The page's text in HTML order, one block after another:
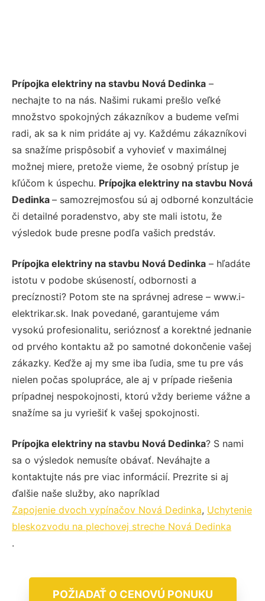
Prípojka elektriny na stavbu Nová Dedinka –
nechajte to na nás. Našimi rukami prešlo veľké
množstvo spokojných zákazníkov a budeme veľmi
radi, ak sa k nim pridáte aj vy. Každému zákazníkovi
sa snažíme prispôsobiť a vyhovieť v maximálnej
možnej miere, pretože vieme, že osobný prístup je
kľúčom k úspechu. Prípojka elektriny na stavbu Nová
Dedinka – samozrejmosťou sú aj odborné konzultácie
či detailné poradenstvo, aby ste mali istotu, že
výsledok bude presne podľa vašich predstáv.
Prípojka elektriny na stavbu Nová Dedinka – hľadáte
istotu v podobe skúseností, odbornosti a
precíznosti? Potom ste na správnej adrese – www.i-
elektrikar.sk. Inak povedané, garantujeme vám
vysokú profesionalitu, serióznosť a korektné jednanie
od prvého kontaktu až po samotné dokončenie vašej
zákazky. Keďže aj my sme iba ľudia, sme tu pre vás
nielen počas spolupráce, ale aj v prípade riešenia
prípadnej nespokojnosti, ktorú vždy berieme vážne a
snažíme sa ju vyriešiť k vašej spokojnosti.
Prípojka elektriny na stavbu Nová Dedinka? S nami
sa o výsledok nemusíte obávať. Neváhajte a
kontaktujte nás pre viac informácií. Prezrite si aj
ďalšie naše služby, ako napríklad
Zapojenie dvoch vypínačov Nová Dedinka, Uchytenie
bleskozvodu na plechovej streche Nová Dedinka
.
POŽIADAŤ O CENOVÚ PONUKU